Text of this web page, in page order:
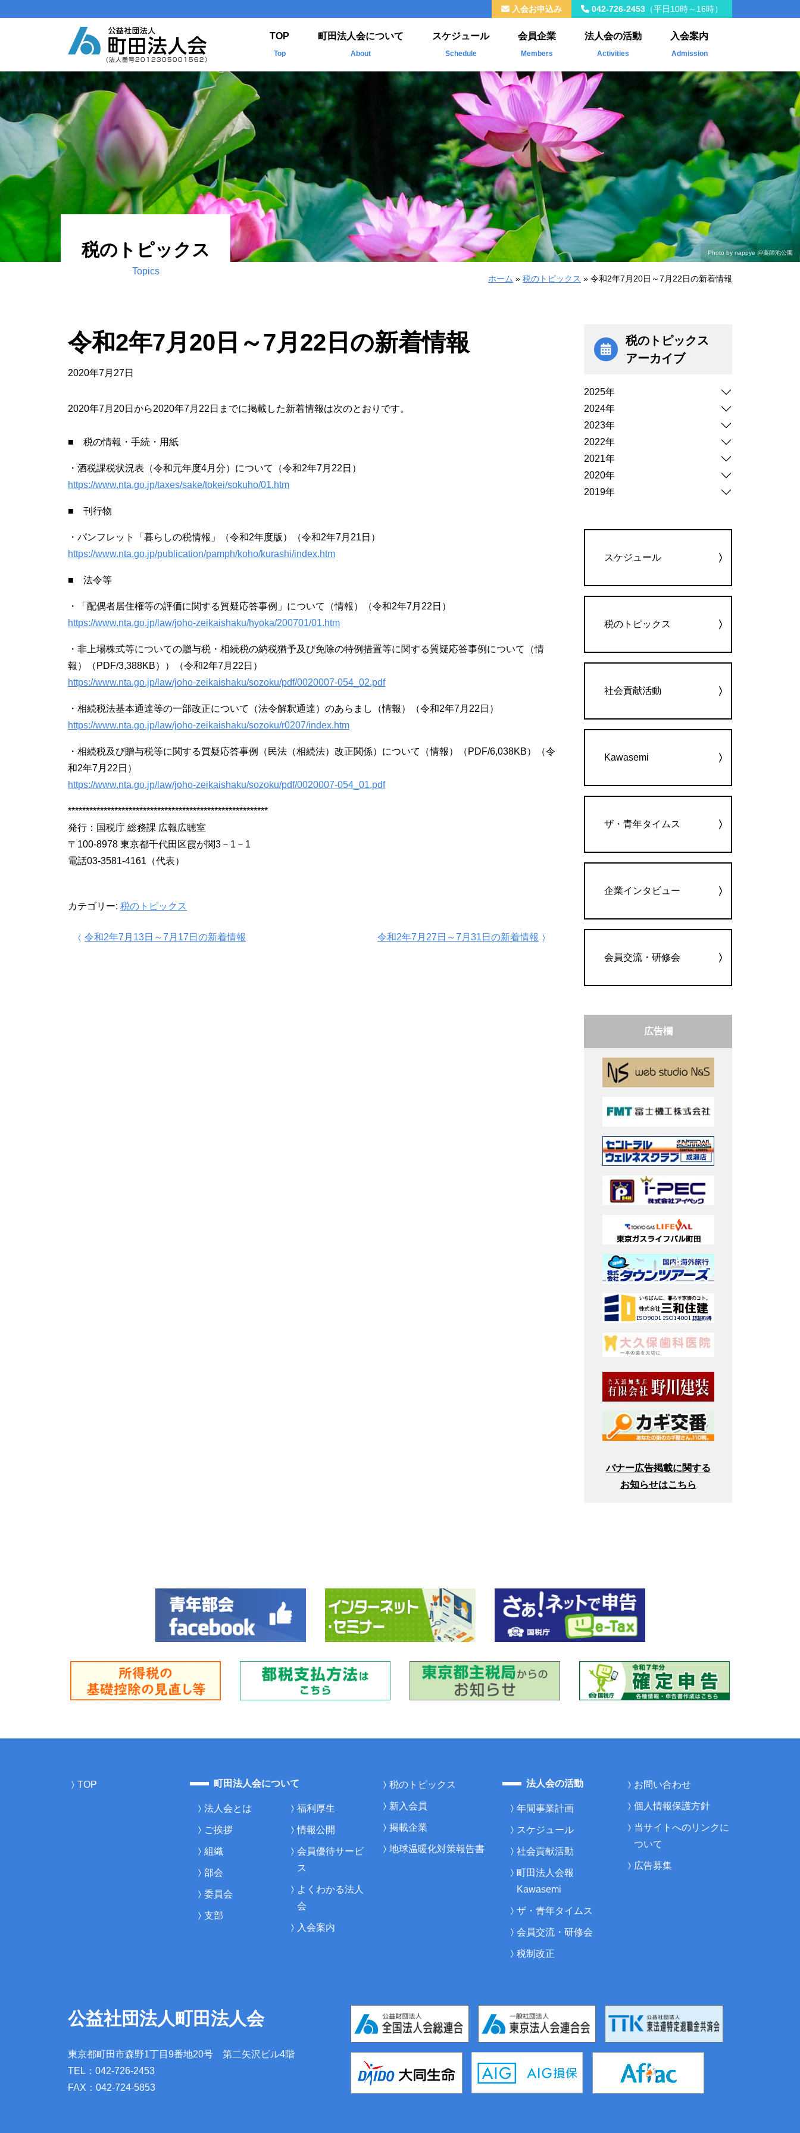
コンテンツへスキップ
メインナビゲーション
TOP
Top
町田法人会について
About
法人会とは
ご挨拶
組織
福利厚生
情報公開
よくわかる法人会
スケジュール
Schedule
会員企業
Members
新入会員
掲載企業
法人会の活動
Activities
年間事業計画
税制改正
社会貢献活動
Kawasemi
ザ・青年タイムス
会員交流・研修会
入会案内
Admission
入会お申込み 042-726-2453 （平日10時～16時）
税のトピックス
Topics
Photo by nappye@薬師池公園
ホーム » 税のトピックス » 令和2年7月20日～7月22日の新着情報
令和2年7月20日～7月22日の新着情報
2020年7月27日
2020年7月20日から2020年7月22日までに掲載した新着情報は次のとおりです。
■ 税の情報・手続・用紙
・酒税課税状況表（令和元年度4月分）について（令和2年7月22日）
https://www.nta.go.jp/taxes/sake/tokei/sokuho/01.htm
■ 刊行物
・パンフレット「暮らしの税情報」（令和2年度版）（令和2年7月21日）
https://www.nta.go.jp/publication/pamph/koho/kurashi/index.htm
■ 法令等
・「配偶者居住権等の評価に関する質疑応答事例」について（情報）（令和2年7月22日）
https://www.nta.go.jp/law/joho-zeikaishaku/hyoka/200701/01.htm
・非上場株式等についての贈与税・相続税の納税猶予及び免除の特例措置等に関する質疑応答事例について（情
報）（PDF/3,388KB））（令和2年7月22日）
https://www.nta.go.jp/law/joho-zeikaishaku/sozoku/pdf/0020007-054_02.pdf
・相続税法基本通達等の一部改正について（法令解釈通達）のあらまし（情報）（令和2年7月22日）
https://www.nta.go.jp/law/joho-zeikaishaku/sozoku/r0207/index.htm
・相続税及び贈与税等に関する質疑応答事例（民法（相続法）改正関係）について（情報）（PDF/6,038KB）（令
和2年7月22日）
https://www.nta.go.jp/law/joho-zeikaishaku/sozoku/pdf/0020007-054_01.pdf
********************************************************
発行：国税庁 総務課 広報広聴室
〒100-8978 東京都千代田区霞が関3－1－1
電話03-3581-4161（代表）
カテゴリー: 税のトピックス
投稿ナビゲーション
令和2年7月13日～7月17日の新着情報 令和2年7月27日～7月31日の新着情報
税のトピックス
アーカイブ
2025年
2024年
2023年
2022年
2021年
2020年
2019年
スケジュール
税のトピックス
社会貢献活動
Kawasemi
ザ・青年タイムス
企業インタビュー
会員交流・研修会
広告欄
バナー広告掲載に関する
お知らせはこちら
TOP 町田法人会について
法人会とは
ご挨拶
組織
部会
委員会
支部
福利厚生
情報公開
会員優待サービ
ス
よくわかる法人
会
入会案内
税のトピックス
新入会員
掲載企業
地球温暖化対策報告書
法人会の活動
年間事業計画
スケジュール
社会貢献活動
町田法人会報
Kawasemi
ザ・青年タイムス
会員交流・研修会
税制改正
お問い合わせ
個人情報保護方針
当サイトへのリンクに
ついて
広告募集
公益社団法人町田法人会
東京都町田市森野1丁目9番地20号 第二矢沢ビル4階
TEL：042-726-2453
FAX：042-724-5853